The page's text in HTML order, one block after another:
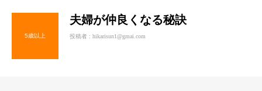
5歳以上
夫婦が仲良くなる秘訣
投稿者 : hikarisun1@gmai.com